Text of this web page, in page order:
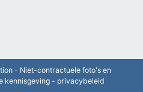
- Niet-contractuele foto's en
kennisgeving - privacybeleid